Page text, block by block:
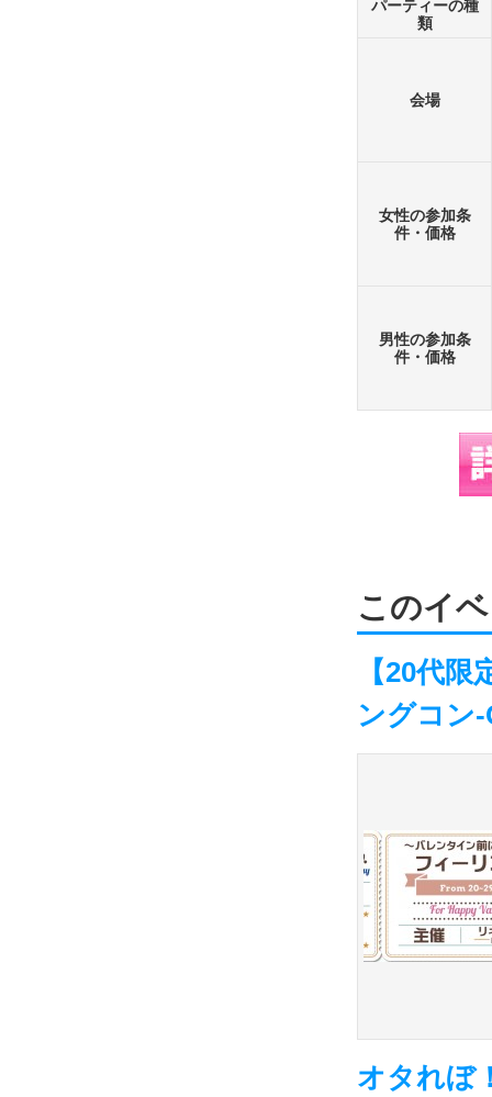
パーティーの種
類
会場
女性の参加条
件・価格
男性の参加条
件・価格
このイ
【20代
ングコン
オタれぼ